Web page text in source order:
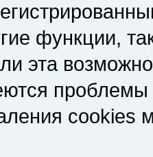
функции,
эта
cookies